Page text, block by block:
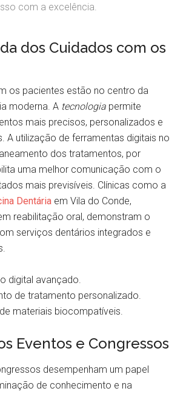
com a excelência.
dos Cuidados com os
os pacientes estão no centro da
moderna. A tecnologia permite
mais precisos, personalizados e
A utilização de ferramentas digitais no
dos tratamentos, por
uma melhor comunicação com o
mais previsíveis. Clínicas como a
Dentária em Vila do Conde,
reabilitação oral, demonstram o
serviços dentários integrados e
digital avançado.
de tratamento personalizado.
materiais biocompatíveis.
Eventos e Congressos
desempenham um papel
de conhecimento e na